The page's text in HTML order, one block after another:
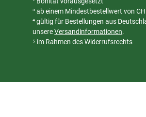
³ ab einem Mindestbestellwert von
⁴ gültig für Bestellungen aus
unsereVersandinformationen.
⁵ im Rahmen des Widerrufsrechts